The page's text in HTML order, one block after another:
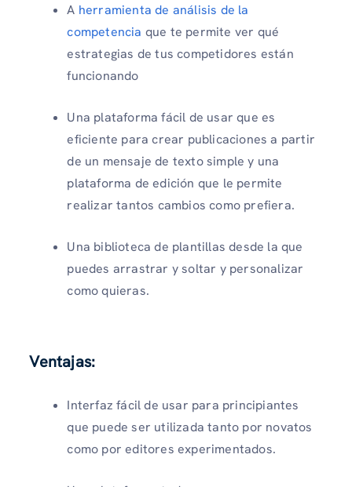
A herramienta de análisis de la
competencia que te permite ver qué
estrategias de tus competidores están
funcionando
Una plataforma fácil de usar que es
eficiente para crear publicaciones a partir
de un mensaje de texto simple y una
plataforma de edición que le permite
realizar tantos cambios como prefiera.
Una biblioteca de plantillas desde la que
puedes arrastrar y soltar y personalizar
como quieras.
Ventajas:
Interfaz fácil de usar para principiantes
que puede ser utilizada tanto por novatos
como por editores experimentados.